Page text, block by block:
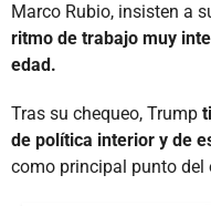
Marco Rubio, insisten a
ritmo de trabajo muy
edad.
Tras su chequeo, Trump
de política interior y de
como principal punto del